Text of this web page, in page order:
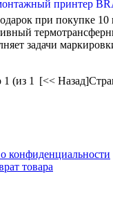
при покупке 10
задачи
[<< Назад]
(из 1
конфиденциальности
товара